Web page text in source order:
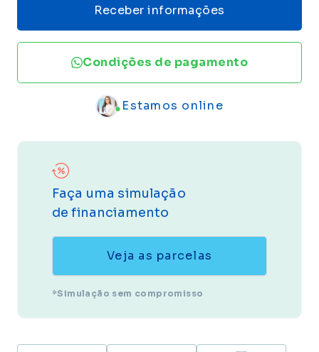
Receber informações
Condições de pagamento
Estamos online
Faça uma simulação
de financiamento
Veja as parcelas
*Simulação sem compromisso